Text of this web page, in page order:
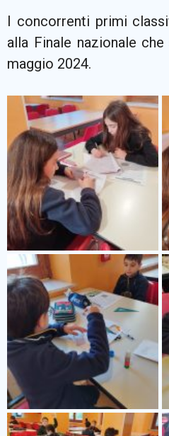
I concorrenti primi
alla Finale nazionale
maggio 2024.